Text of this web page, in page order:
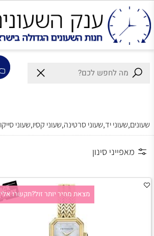
יד,שעוני סרטינה,שעוני קסיו,שעוני סייקו, /
סינון
מצאת מחיר יותר זול?תקשרו אלינו!